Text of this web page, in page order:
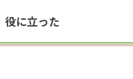
役に立った